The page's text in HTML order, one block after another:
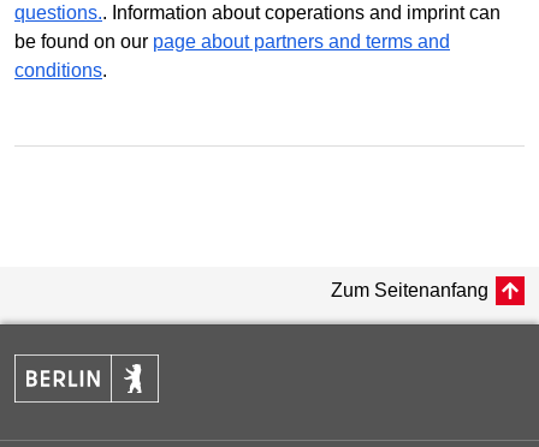
questions.. Information about coperations and imprint can
be found on our page about partners and terms and
conditions.
Zum Seitenanfang